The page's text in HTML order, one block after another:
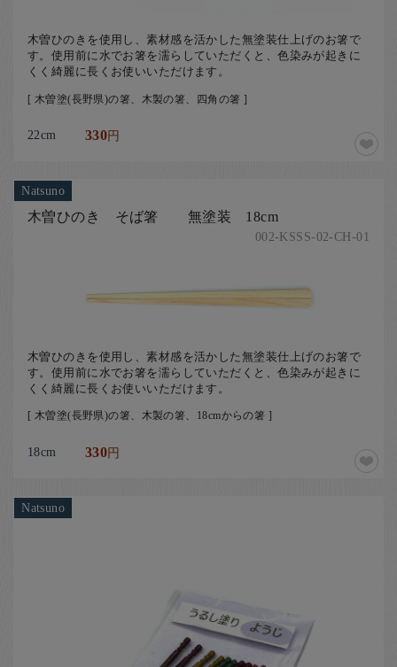
木曽ひのきを使用し、素材感を活かした無塗装仕上げのお箸で
す。使用前に水でお箸を濡らしていただくと、色染みが起きに
くく綺麗に長くお使いいただけます。
[ 木曽塗(長野県)の箸、木製の箸、四角の箸 ]
22cm 330円
Natsuno
木曽ひのき そば箸 無塗装 18cm
002-KSSS-02-CH-01
木曽ひのきを使用し、素材感を活かした無塗装仕上げのお箸で
す。使用前に水でお箸を濡らしていただくと、色染みが起きに
くく綺麗に長くお使いいただけます。
[ 木曽塗(長野県)の箸、木製の箸、18cmからの箸 ]
18cm 330円
Natsuno